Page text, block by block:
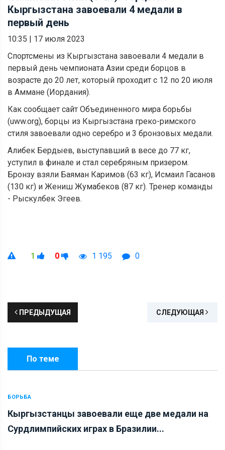
Кыргызстана завоевали 4 медали в
первый день
10:35 | 17 июля 2023
Спортсмены из Кыргызстана завоевали 4 медали в
первый день чемпионата Азии среди борцов в
возрасте до 20 лет, который проходит с 12 по 20 июля
в Аммане (Иордания).
Как сообщает сайт Объединенного мира борьбы
(uww.org), борцы из Кыргызстана греко-римского
стиля завоевали одно серебро и 3 бронзовых медали.
Алибек Бердыев, выступавший в весе до 77 кг,
уступил в финале и стал серебряным призером.
Бронзу взяли Баяман Каримов (63 кг), Исмаил Гасанов
(130 кг) и Жениш Жумабеков (87 кг). Тренер команды
- Рыскулбек Эгеев.
1 0 1 195 0
ПРЕДЫДУЩАЯ СЛЕДУЮЩАЯ
По теме
БОРЬБА
Кыргызстанцы завоевали еще две медали на
Сурдлимпийских играх в Бразилии...